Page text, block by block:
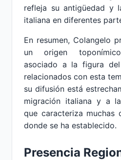
refleja su antigüedad y
italiana en diferentes
En resumen, Colangelo
un origen
asociado a la figura
relacionados con esta
su difusión está
migración italiana y a
que caracteriza muchas
donde se ha establecido.
Presencia